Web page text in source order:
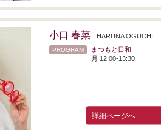
小口 春菜 HARUNA OGUCHI
PROGRAM
まつもと日和
月 12:00-13:30
詳細ページへ